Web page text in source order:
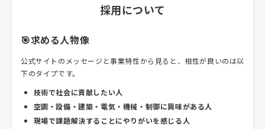
採用について
🎯求める人物像
公式サイトのメッセージと事業特性から見ると、相性が良いのは以
下のタイプです。
技術で社会に貢献したい人
空調・設備・建築・電気・機械・制御に興味がある人
現場で課題解決することにやりがいを感じる人